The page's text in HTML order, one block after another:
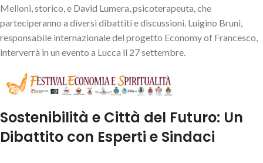
Melloni, storico, e David Lumera, psicoterapeuta, che
parteciperanno a diversi dibattiti e discussioni. Luigino Bruni,
responsabile internazionale del progetto Economy of Francesco,
interverrà in un evento a Lucca il 27 settembre.
Sostenibilità e Città del Futuro: Un
Dibattito con Esperti e Sindaci